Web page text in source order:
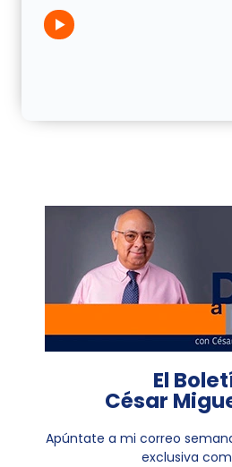
El
César
Apúntate a mi correo
exclusiva